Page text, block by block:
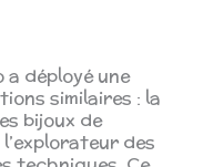
a déployé une
similaires : la
bijoux de
des